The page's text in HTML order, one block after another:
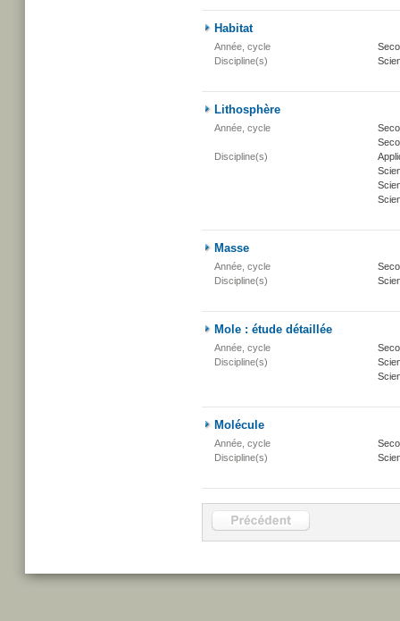
Habitat
Année, cycle
Discipline(s)
Lithosphère
Année, cycle
Discipline(s)
Masse
Année, cycle
Discipline(s)
Mole : étude détaillée
Année, cycle
Discipline(s)
Molécule
Année, cycle
Discipline(s)